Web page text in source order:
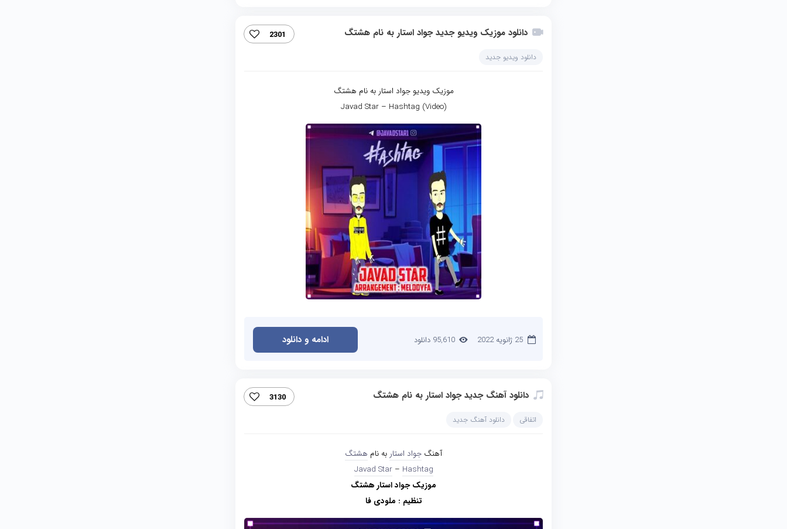
دانلود موزیک ویدیو جدید جواد استار به نام هشتگ 2301
دانلود ویدیو جدید
موزیک ویدیو جواد استار به نام هشتگ
Javad Star – Hashtag (Video)
25 ژانویه 2022 95,610 دانلود ادامه و دانلود
دانلود آهنگ جدید جواد استار به نام هشتگ 3130
اتفاقی دانلود آهنگ جدید
آهنگ جواد استار به نام هشتگ
Javad Star– Hashtag
موزیک جواد استار هشتگ
تنظیم : ملودی فا